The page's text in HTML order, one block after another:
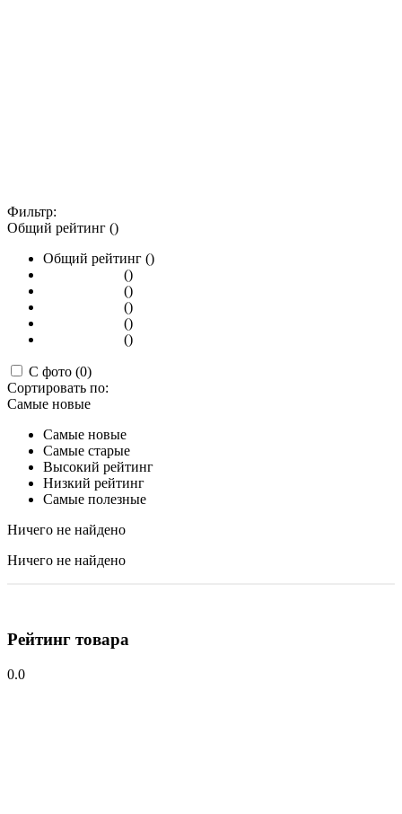
Фильтр:
Общий рейтинг ()
Общий рейтинг ()
()
()
()
()
()
С фото (0)
Сортировать по:
Самые новые
Самые новые
Самые старые
Высокий рейтинг
Низкий рейтинг
Самые полезные
Ничего не найдено
Ничего не найдено
Рейтинг товара
0.0